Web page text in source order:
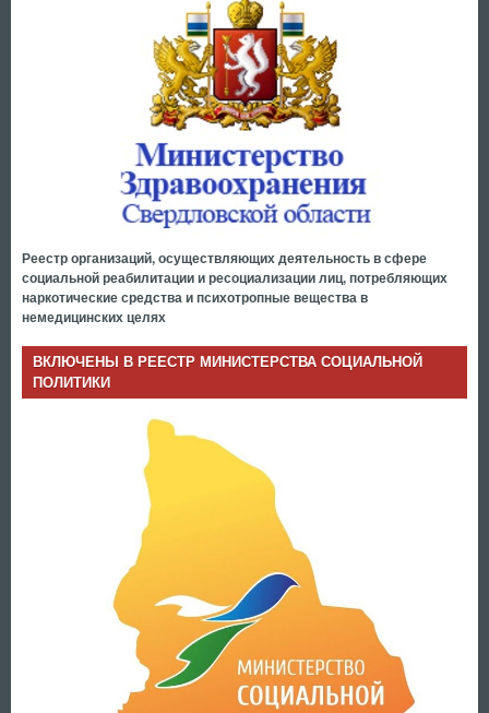
Реестр организаций, осуществляющих деятельность в сфере
социальной реабилитации и ресоциализации лиц, потребляющих
наркотические средства и психотропные вещества в
немедицинских целях
ВКЛЮЧЕНЫ В РЕЕСТР МИНИСТЕРСТВА СОЦИАЛЬНОЙ
ПОЛИТИКИ